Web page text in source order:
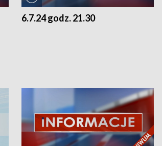
6.7.24 godz. 21.30